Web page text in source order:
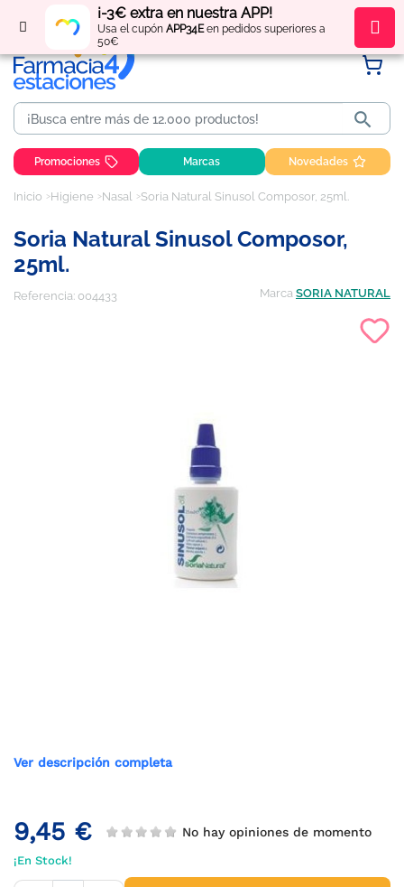
¡-3€ extra en nuestra APP!
Usa el cupón APP34Een pedidos superiores a
50€
Regístratey obténpuntos por tus compras

Promociones Marcas Novedades
Inicio Higiene Nasal Soria Natural Sinusol Composor, 25ml.
Soria Natural Sinusol Composor,
25ml.
Referencia: 004433 Marca SORIA NATURAL
Ver descripción completa
9,45 € No hay opiniones de momento
¡En Stock!